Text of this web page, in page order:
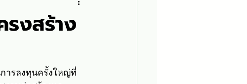
รงสร้าง
การลงทุนครั้งใหญ่ที่